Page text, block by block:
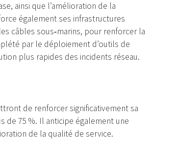
ainsi que l’amélioration de la
également ses infrastructures
câbles sous‑marins, pour renforcer la
par le déploiement d’outils de
plus rapides des incidents réseau.
de renforcer significativement sa
de 75 %. Il anticipe également une
de la qualité de service.